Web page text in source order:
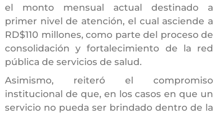
el monto mensual actual destinado a
primer nivel de atención, el cual asciende a
RD$110 millones, como parte del proceso de
consolidación y fortalecimiento de la red
pública de servicios de salud.
Asimismo, reiteró el compromiso
institucional de que, en los casos en que un
servicio no pueda ser brindado dentro de la